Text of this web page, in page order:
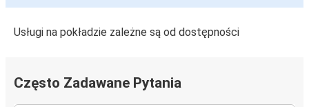
Usługi na pokładzie zależne są od dostępności
Często Zadawane Pytania